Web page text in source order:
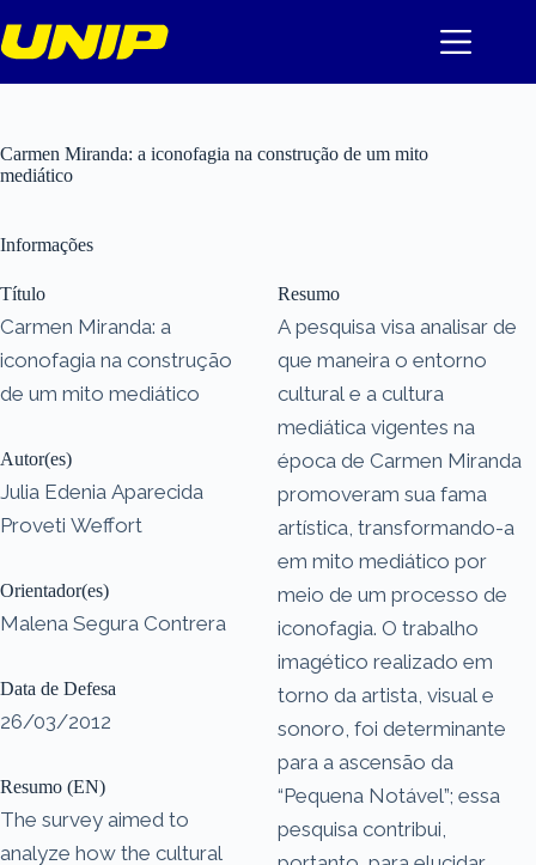
para
o
Carmen Miranda: a iconofagia na construção de um mito
mediático
Informações
Título
Carmen Miranda: a
iconofagia na construção
de um mito mediático
Autor(es)
Julia Edenia Aparecida
Proveti Weffort
Orientador(es)
Malena Segura Contrera
Data de Defesa
26/03/2012
Resumo (EN)
The survey aimed to
analyze how the cultural
Resumo
A pesquisa visa analisar de
que maneira o entorno
cultural e a cultura
mediática vigentes na
época de Carmen Miranda
promoveram sua fama
artística, transformando-a
em mito mediático por
meio de um processo de
iconofagia. O trabalho
imagético realizado em
torno da artista, visual e
sonoro, foi determinante
para a ascensão da
“Pequena Notável”; essa
pesquisa contribui,